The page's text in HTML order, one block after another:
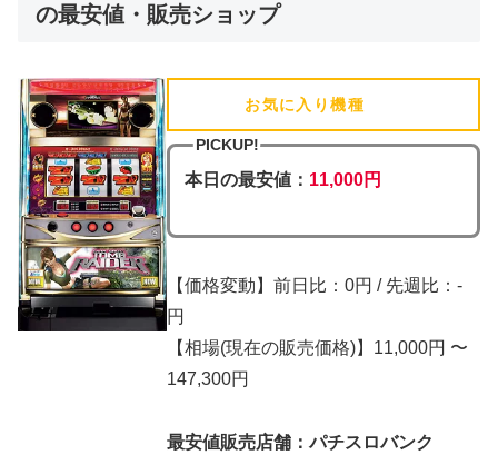
の最安値・販売ショップ
お気に入り機種
PICKUP!
本日の最安値： 11,000円
【価格変動】前日比：0円 / 先週比：-
円
【相場(現在の販売価格)】11,000円 〜
147,300円
最安値販売店舗：パチスロバンク